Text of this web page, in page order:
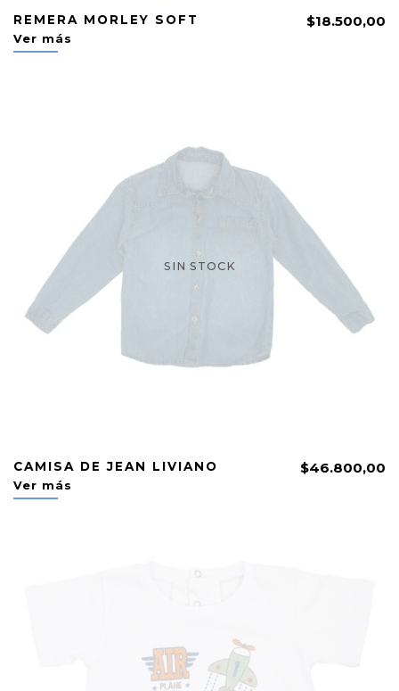
REMERA MORLEY SOFT $18.500,00
Ver más
SIN STOCK
CAMISA DE JEAN LIVIANO $46.800,00
Ver más